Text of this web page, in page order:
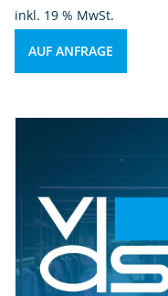
inkl. 19 % MwSt.
AUF ANFRAGE